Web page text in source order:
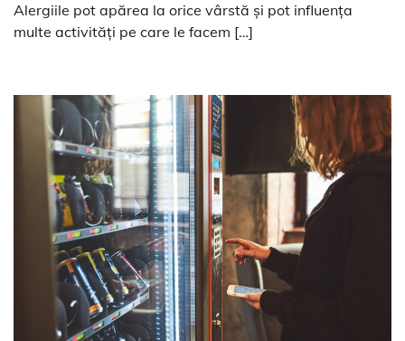
Alergiile pot apărea la orice vârstă și pot influența
multe activități pe care le facem […]